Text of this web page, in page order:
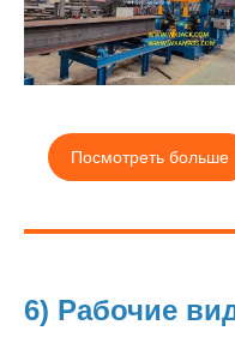
Посмотреть больше
6) Рабочие